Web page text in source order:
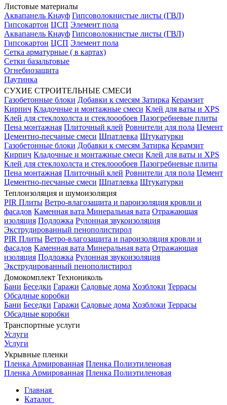
Листовые материалы
Аквапанель Кнауф Гипсоволокнистые листы (ГВЛ)
Гипсокартон ЦСП Элемент пола
Аквапанель Кнауф Гипсоволокнистые листы (ГВЛ)
Гипсокартон ЦСП Элемент пола
Сетка арматурные ( в картах)
Сетки базальтовые
Огнебиозащита
Паутинка
СУХИЕ СТРОИТЕЛЬНЫЕ СМЕСИ
Газобетонные блоки Добавки к смесям Затирка Керамзит
Кирпич Кладочные и монтажные смеси Клей для ваты и XPS
Клей для стеклохолста и стеклоообоев Пазогребневые плиты
Пена монтажная Плиточный клей Ровнители для пола Цемент
Цементно-песчаные смеси Шпатлевка Штукатурки
Газобетонные блоки Добавки к смесям Затирка Керамзит
Кирпич Кладочные и монтажные смеси Клей для ваты и XPS
Клей для стеклохолста и стеклоообоев Пазогребневые плиты
Пена монтажная Плиточный клей Ровнители для пола Цемент
Цементно-песчаные смеси Шпатлевка Штукатурки
Теплоизоляция и шумоизоляция
PIR Плиты Ветро-влагозащита и пароизоляция кровли и
фасадов Каменная вата Минеральная вата Отражающая
изоляция Подложка Рулонная звукоизоляция
Экструдированный пенополистирол
PIR Плиты Ветро-влагозащита и пароизоляция кровли и
фасадов Каменная вата Минеральная вата Отражающая
изоляция Подложка Рулонная звукоизоляция
Экструдированный пенополистирол
Домокомплект Технониколь
Бани Беседки Гаражи Садовые дома Хозблоки Террасы
Обсадные коробки
Бани Беседки Гаражи Садовые дома Хозблоки Террасы
Обсадные коробки
Транспортные услуги
Услуги
Услуги
Укрывные пленки
Пленка Армированная Пленка Полиэтиленовая
Пленка Армированная Пленка Полиэтиленовая
Главная
Каталог